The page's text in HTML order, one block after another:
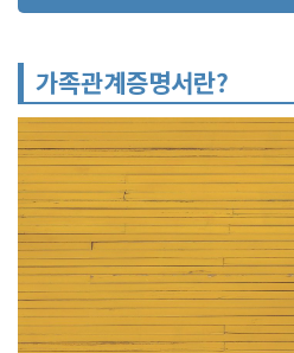
가족관계증명서란?